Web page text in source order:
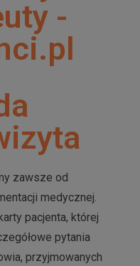
-
zawsze od
medycznej.
pacjenta, której
pytania
przyjmowanych